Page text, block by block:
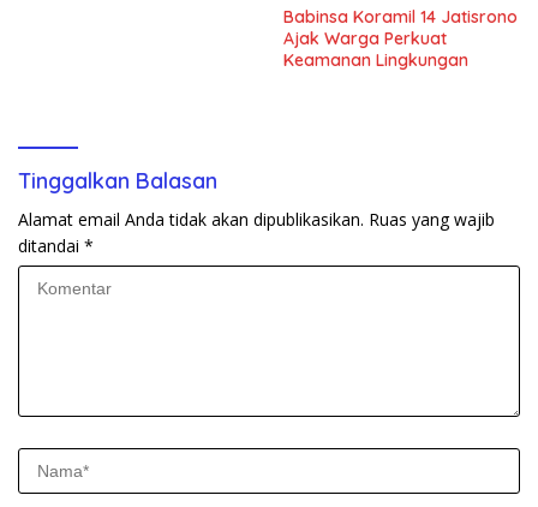
Babinsa Koramil 14 Jatisrono
Ajak Warga Perkuat
Keamanan Lingkungan
Tinggalkan Balasan
Alamat email Anda tidak akan dipublikasikan. Ruas yang wajib
ditandai *